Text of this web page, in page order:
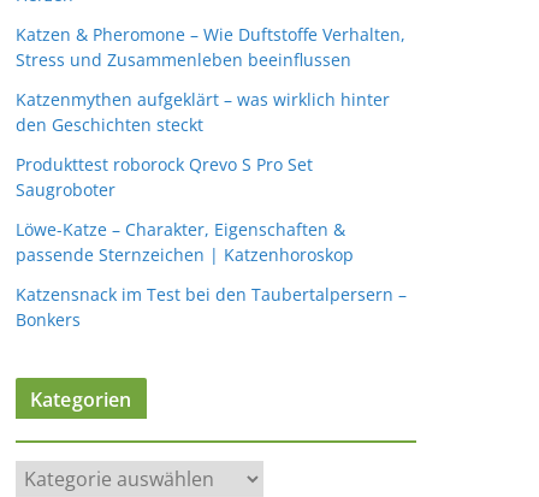
Katzen & Pheromone – Wie Duftstoffe Verhalten,
Stress und Zusammenleben beeinflussen
Katzenmythen aufgeklärt – was wirklich hinter
den Geschichten steckt
Produkttest roborock Qrevo S Pro Set
Saugroboter
Löwe-Katze – Charakter, Eigenschaften &
passende Sternzeichen | Katzenhoroskop
Katzensnack im Test bei den Taubertalpersern –
Bonkers
Kategorien